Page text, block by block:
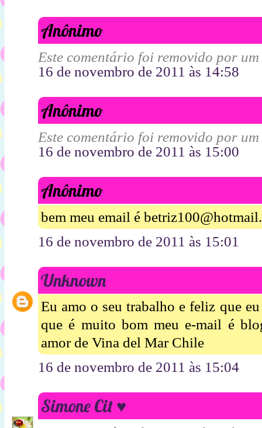
Anônimo
Este comentário foi removido por
16 de novembro de 2011 às 14:58
Anônimo
Este comentário foi removido por
16 de novembro de 2011 às 15:00
Anônimo
bem meu email é
16 de novembro de 2011 às 15:01
Unknown
Eu amo o seu trabalho e feliz que
que é muito bom meu e-mail é
amor de Vina del Mar Chile
16 de novembro de 2011 às 15:04
Simone Cit ♥